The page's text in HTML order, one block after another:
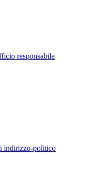
responsabile
indirizzo-politico